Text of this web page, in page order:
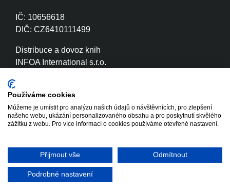
IČ: 10656618
DIČ: CZ6410111499
Distribuce a dovoz knih
INFOA International s.r.o.
IČ: 26870886
DIČ: CZ26870886
Copyright © 2020 - 2026 INFOA
International s.r.o.
Tvorba www stránek
Používáme cookies
Můžeme je umístit pro analýzu našich údajů o návštěvnících, pro zlepšení
našeho webu, ukázání personalizovaného obsahu a pro poskytnutí skvělého
zážitku z webu. Pro více informací o cookies používáme otevřené nastavení.
Přijmout vše Odmítnout
Podrobné nastavení